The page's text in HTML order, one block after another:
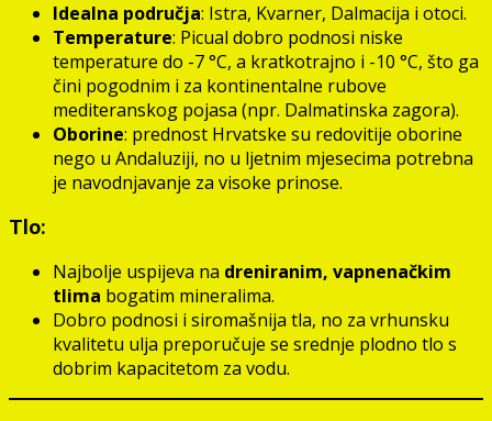
Idealna područja: Istra, Kvarner, Dalmacija i otoci.
Temperature: Picual dobro podnosi niske
temperature do -7 °C, a kratkotrajno i -10 °C, što ga
čini pogodnim i za kontinentalne rubove
mediteranskog pojasa (npr. Dalmatinska zagora).
Oborine: prednost Hrvatske su redovitije oborine
nego u Andaluziji, no u ljetnim mjesecima potrebna
je navodnjavanje za visoke prinose.
Tlo:
Najbolje uspijeva na dreniranim, vapnenačkim
tlima bogatim mineralima.
Dobro podnosi i siromašnija tla, no za vrhunsku
kvalitetu ulja preporučuje se srednje plodno tlo s
dobrim kapacitetom za vodu.